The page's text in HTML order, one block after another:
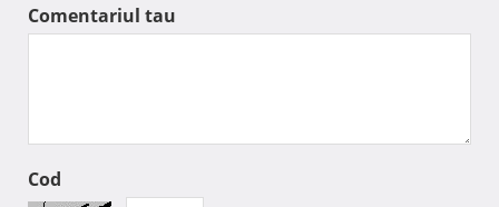
Comentariul tau
Cod